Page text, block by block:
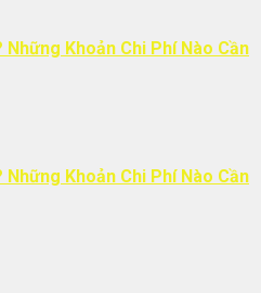
Những Khoản Chi Phí Nào Cần
Những Khoản Chi Phí Nào Cần